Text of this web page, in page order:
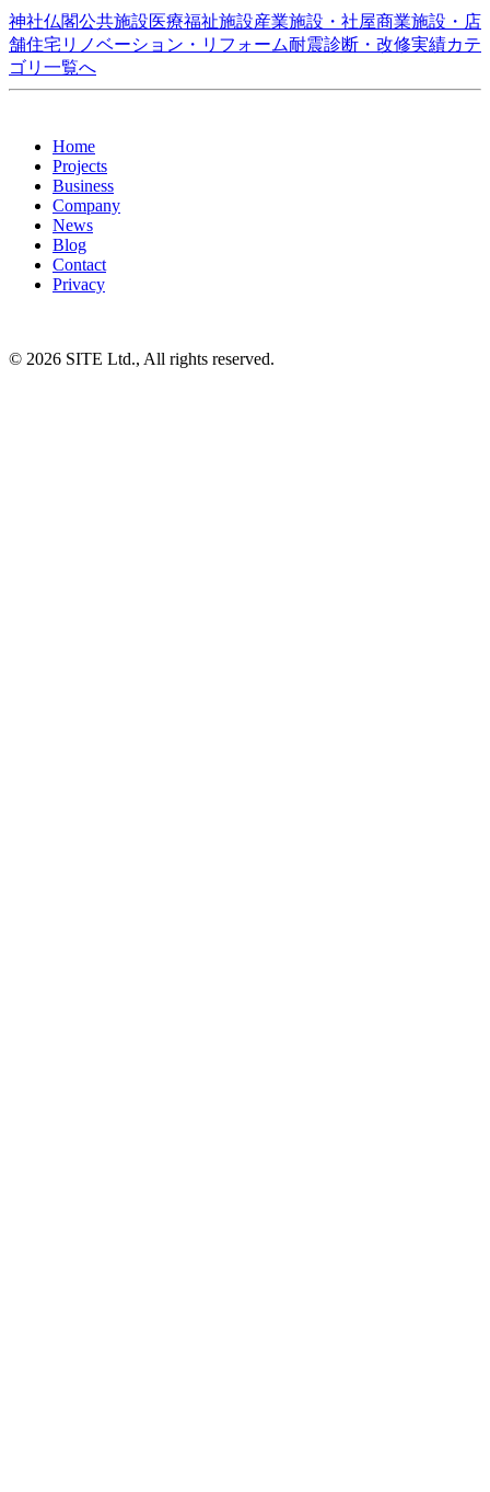
神社仏閣公共施設医療福祉施設産業施設・社屋商業施設・店
舗住宅 リノベーション・リフォーム耐震診断・改修実績カテ
ゴリ一覧へ
Home
Projects
Business
Company
News
Blog
Contact
Privacy
© 2026 SITE Ltd., All rights reserved.